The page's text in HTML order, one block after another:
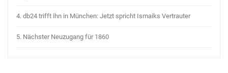
4. db24 trifft ihn in München: Jetzt spricht Ismaiks Vertrauter
5. Nächster Neuzugang für 1860